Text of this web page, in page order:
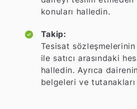
konuları halledin.
Takip:
Tesisat sözleşmelerinin
ile satıcı arasındaki
halledin. Ayrıca
belgeleri ve tutanakları